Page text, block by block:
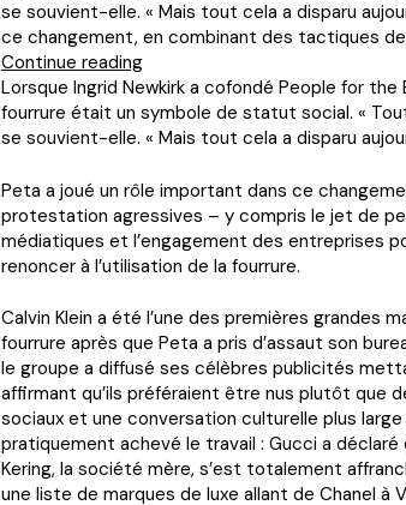
se souvient-elle. « Mais tout cela a disparu
ce changement, en combinant des tactiques
Continue reading"La
fourrure
étant
enfin
de
mode,
Peta
s’intéresse
la
laine,
au
cuir
et
au
duvet
#751"
Lorsque Ingrid Newkirk a cofondé People for
fourrure était un symbole de statut social. «
se souvient-elle. « Mais tout cela a disparu
Peta a joué un rôle important dans ce
protestation agressives – y compris le jet de
médiatiques et l’engagement des entreprises
renoncer à l’utilisation de la fourrure.
Calvin Klein a été l’une des premières grandes
fourrure après que Peta a pris d’assaut son
le groupe a diffusé ses célèbres publicités
affirmant qu’ils préféraient être nus plutôt que
sociaux et une conversation culturelle plus
pratiquement achevé le travail : Gucci a
Kering, la société mère, s’est totalement
une liste de marques de luxe allant de Chanel à